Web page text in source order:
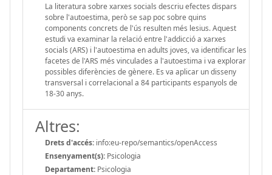
La literatura sobre xarxes socials descriu efectes dispars
sobre l'autoestima, però se sap poc sobre quins
components concrets de l'ús resulten més lesius. Aquest
estudi va examinar la relació entre l'addicció a xarxes
socials (ARS) i l'autoestima en adults joves, va identificar les
facetes de l'ARS més vinculades a l'autoestima i va explorar
possibles diferències de gènere. Es va aplicar un disseny
transversal i correlacional a 84 participants espanyols de
18-30 anys.
Altres:
Drets d'accés: info:eu-repo/semantics/openAccess
Ensenyament(s): Psicologia
Departament: Psicologia